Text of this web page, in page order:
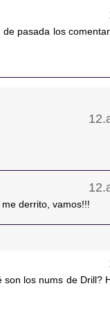
pasada los
me derrito, vamos!!!
los nums de Drill?